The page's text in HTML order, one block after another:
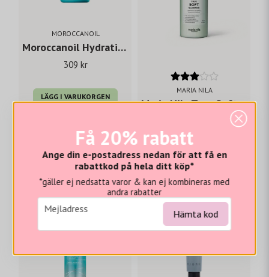
MOROCCANOIL
Moroccanoil Hydrating Shampoo 250 ml
309 kr
LÄGG I VARUKORGEN
MARIA NILA
Maria Nila True Soft Shampoo 100 ml
LÄGG I VARUKORGEN
- 25% -20%
Få 20% rabatt
Ange din e-postadress nedan för att få en
rabattkod på hela ditt köp*
*gäller ej nedsatta varor & kan ej kombineras med
andra rabatter
email
Mejladress Hämta kod